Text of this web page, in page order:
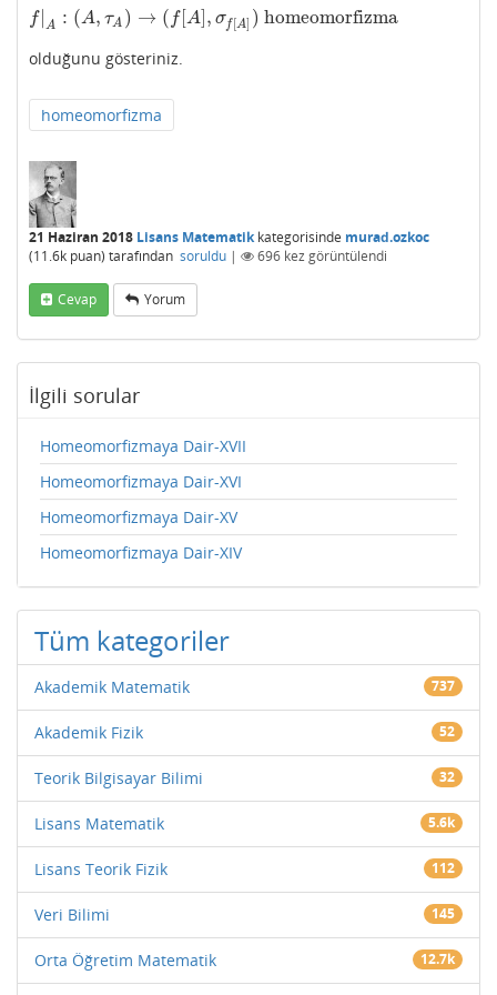
f A : (A, τA ) → ( f[A], σf[A] ) homeomorfizma
f|A: (A,τ A )→( f[ A ],σf [ A])homeomorfizma
olduğunu gösteriniz.
homeomorfizma
21 Haziran 2018 Lisans Matematikkategorisinde murad.ozkoc
(11.6k puan) tarafından soruldu | 696 kez görüntülendi
Cevap Yorum
İlgili sorular
Homeomorfizmaya Dair-XVII
Homeomorfizmaya Dair-XVI
Homeomorfizmaya Dair-XV
Homeomorfizmaya Dair-XIV
Tüm kategoriler
Akademik Matematik 737
Akademik Fizik 52
Teorik Bilgisayar Bilimi 32
Lisans Matematik 5.6k
Lisans Teorik Fizik 112
Veri Bilimi 145
Orta Öğretim Matematik 12.7k